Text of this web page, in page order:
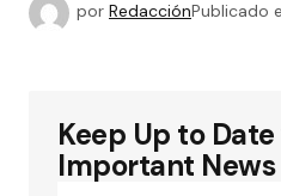
por RedacciónPublicado
Keep Up to
Important News